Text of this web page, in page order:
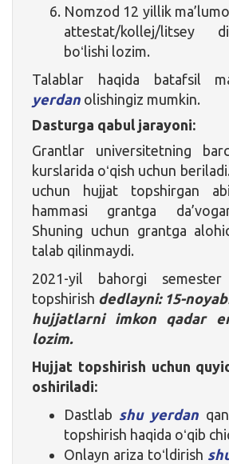
Nomzod 12 yillik
attestat/kollej/litsey
boʻlishi lozim.
Talablar haqida batafsil
yerdan olishingiz mumkin.
Dasturga qabul jarayoni:
Grantlar universitetning
kurslarida oʻqish uchun
uchun hujjat topshirgan
hammasi grantga
Shuning uchun grantga
talab qilinmaydi.
2021-yil bahorgi
topshirish dedlayni: 15-
hujjatlarni imkon qadar
lozim.
Hujjat topshirish uchun
oshiriladi:
Dastlab shu yerdan
topshirish haqida oʻqib
Onlayn ariza toʻldirish